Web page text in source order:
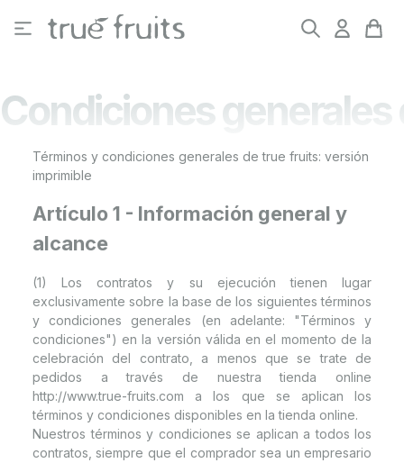
Saltar al contenido principal
Condiciones generales
Términos y condiciones generales de true fruits: versión
imprimible
Artículo 1 - Información general y
alcance
(1) Los contratos y su ejecución tienen lugar
exclusivamente sobre la base de los siguientes términos
y condiciones generales (en adelante: "Términos y
condiciones") en la versión válida en el momento de la
celebración del contrato, a menos que se trate de
pedidos a través de nuestra tienda online
http://www.true-fruits.com a los que se aplican los
términos y condiciones disponibles en la tienda online.
Nuestros términos y condiciones se aplican a todos los
contratos, siempre que el comprador sea un empresario